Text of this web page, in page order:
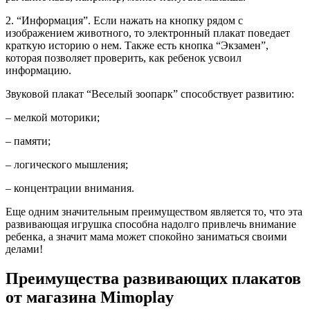
2. “Информация”. Если нажать на кнопку рядом с
изображением животного, то электронный плакат поведает
краткую историю о нем. Также есть кнопка “Экзамен”,
которая позволяет проверить, как ребенок усвоил
информацию.
Звуковой плакат “Веселый зоопарк” способствует развитию:
– мелкой моторики;
– памяти;
– логического мышления;
– концентрации внимания.
Еще одним значительным преимуществом является то, что эта
развивающая игрушка способна надолго привлечь внимание
ребенка, а значит мама может спокойно заниматься своими
делами!
Преимущества развивающих плакатов
от магазина Mimoplay